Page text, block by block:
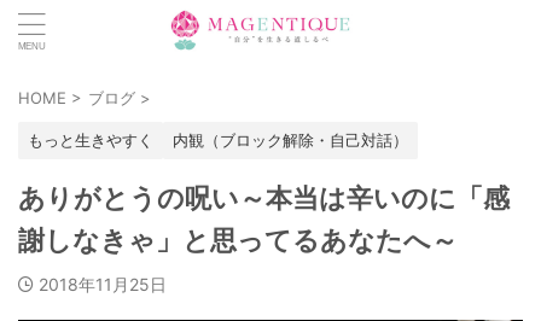
HOME > ブログ >
もっと生きやすく 内観（ブロック解除・自己対話）
ありがとうの呪い～本当は辛いのに「感
謝しなきゃ」と思ってるあなたへ～
2018年11月25日